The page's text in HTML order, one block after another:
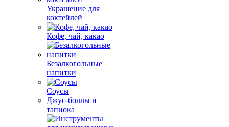
Украшение для
коктейлей
Кофе, чай, какао
Безалкогольные
напитки
Соусы
Джус-боллы и
тапиока